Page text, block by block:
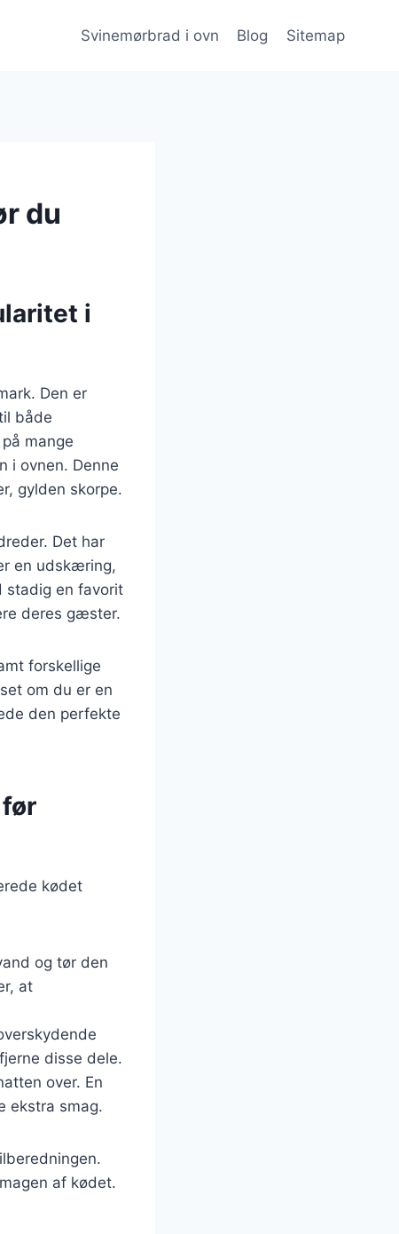
Svinemørbrad i ovn Blog Sitemap
du
i
Den er
både
mange
i ovnen. Denne
gylden skorpe.
Det har
en udskæring,
stadig en favorit
deres gæster.
forskellige
om du er en
den perfekte
kødet
og tør den
at
disse dele.
over. En
ekstra smag.
af kødet.